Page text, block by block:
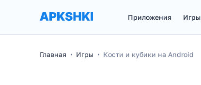
Приложения Игры
Главная Игры Кости и кубики на Android